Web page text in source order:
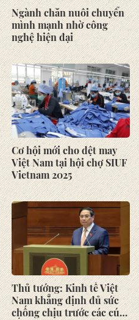
Ngành chăn nuôi chuyển
mình mạnh nhờ công
nghệ hiện đại
Cơ hội mới cho dệt may
Việt Nam tại hội chợ SIUF
Vietnam 2025
Thủ tướng: Kinh tế Việt
Nam khẳng định đủ sức
chống chịu trước các cú